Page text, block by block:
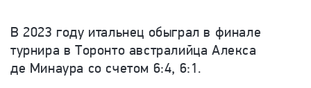
В 2023 году итальнец обыграл в финале
турнира в Торонто австралийца Алекса
де Минаура со счетом 6:4, 6:1.